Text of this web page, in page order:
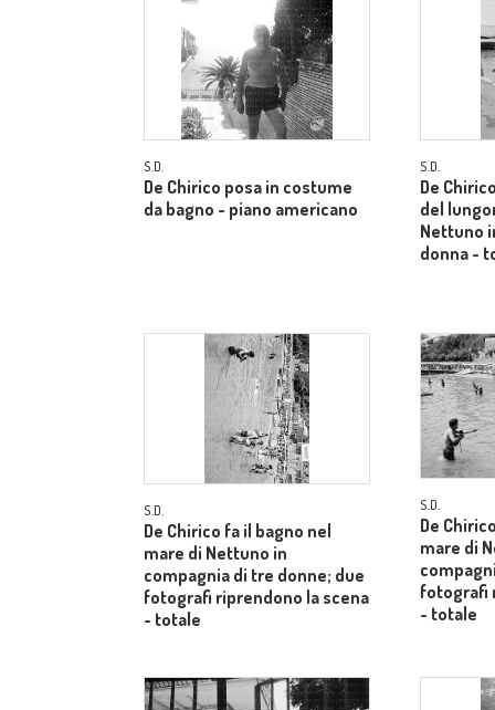
S.D.
De Chirico posa in costume
da bagno - piano americano
S.D.
De
del
Nettuno
donna -
S.D.
De Chirico fa il bagno nel
mare di Nettuno in
compagnia di tre donne; due
fotografi riprendono la scena
- totale
S.D.
De
mare di
fotografi
- totale